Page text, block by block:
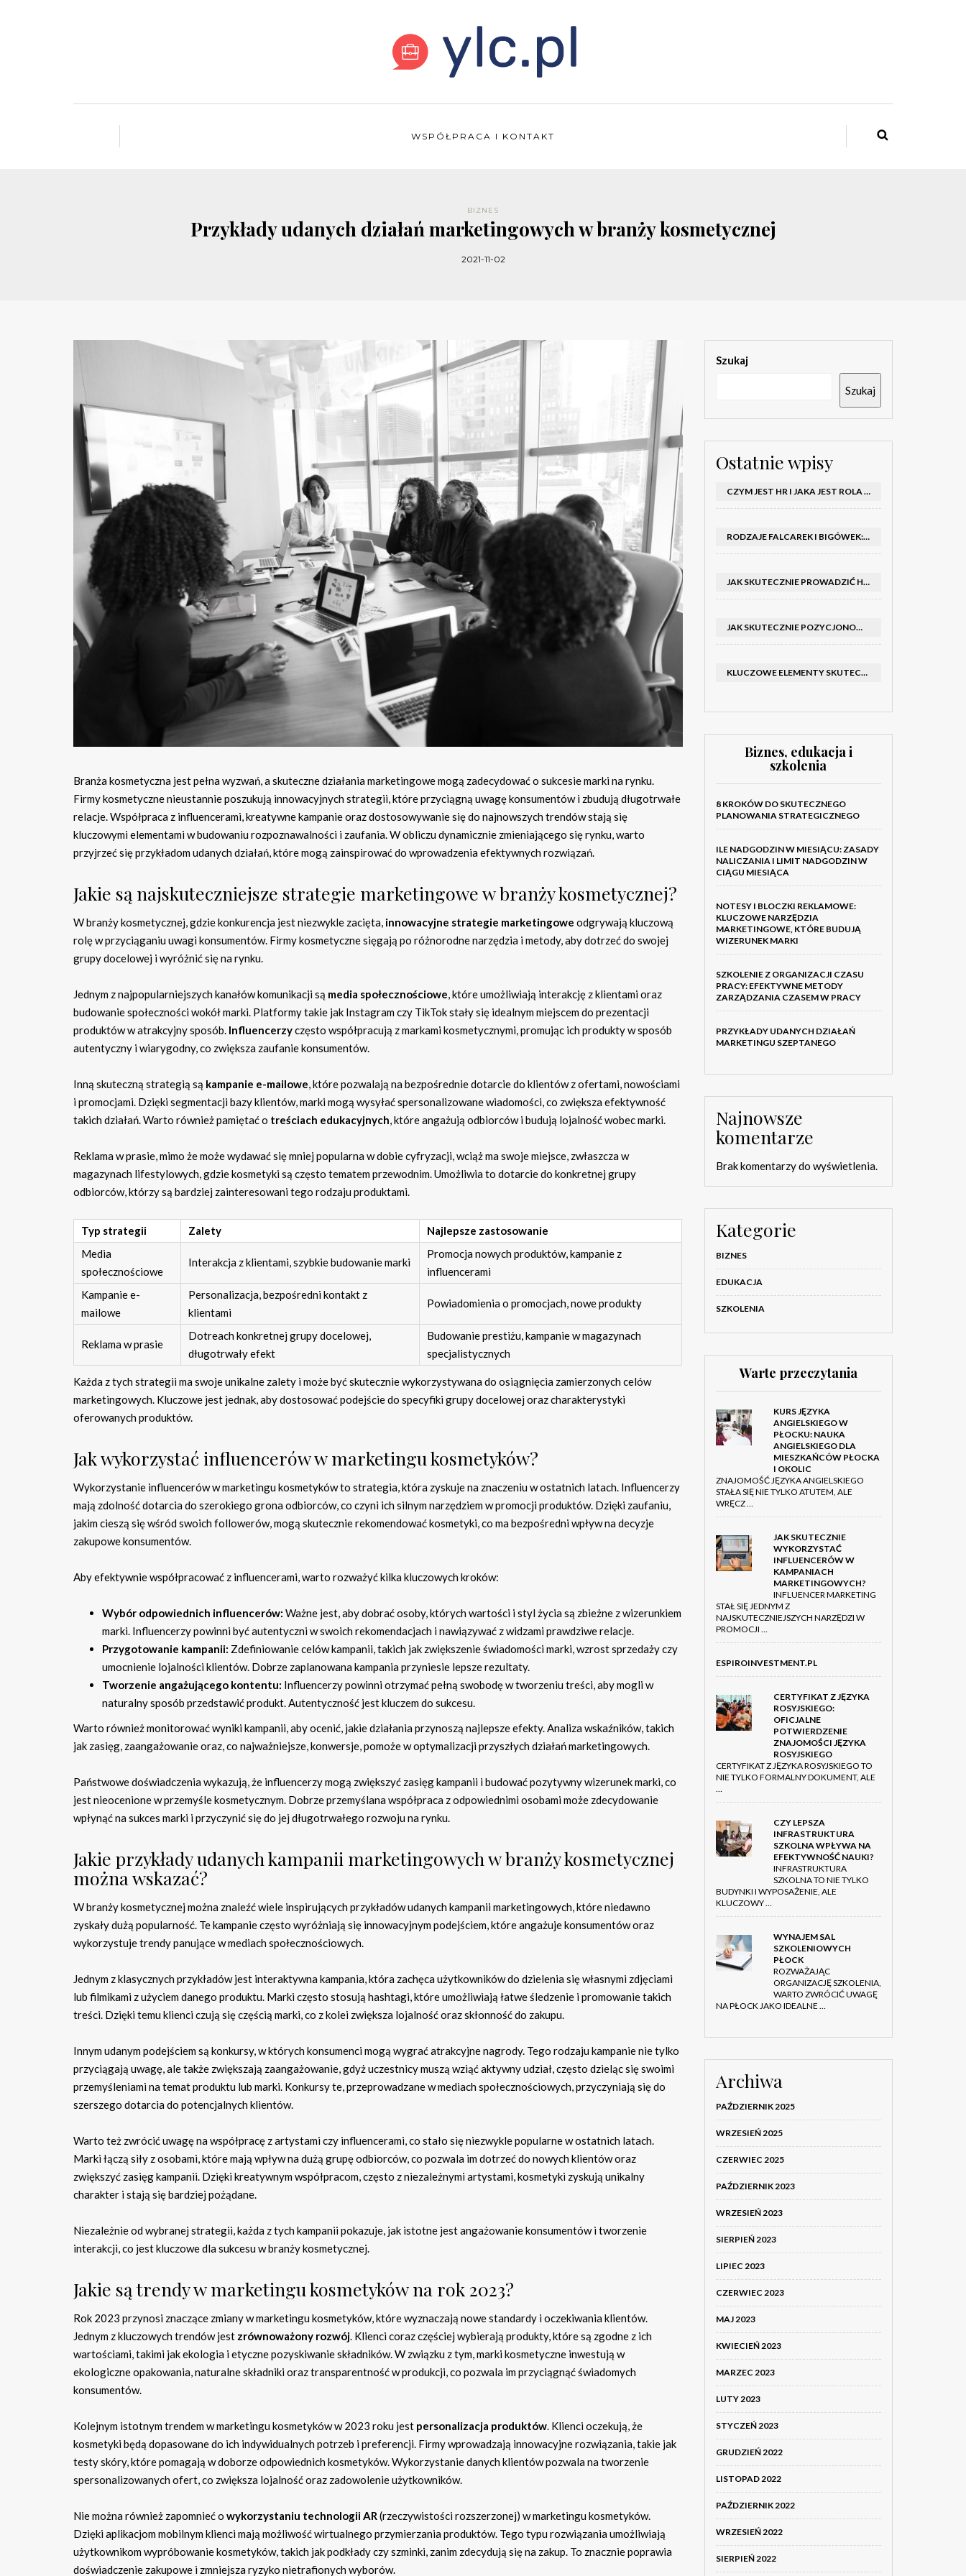
WSPÓŁPRACA I KONTAKT
BIZNES
Przykłady udanych działań marketingowych w branży kosmetycznej
2021-11-02
Branża kosmetyczna jest pełna wyzwań, a skuteczne działania marketingowe mogą zadecydować o sukcesie marki na rynku.
Firmy kosmetyczne nieustannie poszukują innowacyjnych strategii, które przyciągną uwagę konsumentów i zbudują długotrwałe
relacje. Współpraca z influencerami, kreatywne kampanie oraz dostosowywanie się do najnowszych trendów stają się
kluczowymi elementami w budowaniu rozpoznawalności i zaufania. W obliczu dynamicznie zmieniającego się rynku, warto
przyjrzeć się przykładom udanych działań, które mogą zainspirować do wprowadzenia efektywnych rozwiązań.
Jakie są najskuteczniejsze strategie marketingowe w branży kosmetycznej?
W branży kosmetycznej, gdzie konkurencja jest niezwykle zacięta, innowacyjne strategie marketingowe odgrywają kluczową
rolę w przyciąganiu uwagi konsumentów. Firmy kosmetyczne sięgają po różnorodne narzędzia i metody, aby dotrzeć do swojej
grupy docelowej i wyróżnić się na rynku.
Jednym z najpopularniejszych kanałów komunikacji są media społecznościowe, które umożliwiają interakcję z klientami oraz
budowanie społeczności wokół marki. Platformy takie jak Instagram czy TikTok stały się idealnym miejscem do prezentacji
produktów w atrakcyjny sposób. Influencerzyczęsto współpracują z markami kosmetycznymi, promując ich produkty w sposób
autentyczny i wiarygodny, co zwiększa zaufanie konsumentów.
Inną skuteczną strategią są kampanie e-mailowe, które pozwalają na bezpośrednie dotarcie do klientów z ofertami, nowościami
i promocjami. Dzięki segmentacji bazy klientów, marki mogą wysyłać spersonalizowane wiadomości, co zwiększa efektywność
takich działań. Warto również pamiętać o treściach edukacyjnych, które angażują odbiorców i budują lojalność wobec marki.
Reklama w prasie, mimo że może wydawać się mniej popularna w dobie cyfryzacji, wciąż ma swoje miejsce, zwłaszcza w
magazynach lifestylowych, gdzie kosmetyki są często tematem przewodnim. Umożliwia to dotarcie do konkretnej grupy
odbiorców, którzy są bardziej zainteresowani tego rodzaju produktami.
Typ strategii Zalety
Najlepsze zastosowanie
Media
społecznościowe
Interakcja z klientami, szybkie budowanie marki
Promocja nowych produktów, kampanie z
influencerami
Kampanie e-
mailowe
Personalizacja, bezpośredni kontakt z
klientami
Powiadomienia o promocjach, nowe produkty
Reklama w prasie
Dotreach konkretnej grupy docelowej,
długotrwały efekt
Budowanie prestiżu, kampanie w magazynach
specjalistycznych
Każda z tych strategii ma swoje unikalne zalety i może być skutecznie wykorzystywana do osiągnięcia zamierzonych celów
marketingowych. Kluczowe jest jednak, aby dostosować podejście do specyfiki grupy docelowej oraz charakterystyki
oferowanych produktów.
Jak wykorzystać influencerów w marketingu kosmetyków?
Wykorzystanie influencerów w marketingu kosmetyków to strategia, która zyskuje na znaczeniu w ostatnich latach. Influencerzy
mają zdolność dotarcia do szerokiego grona odbiorców, co czyni ich silnym narzędziem w promocji produktów. Dzięki zaufaniu,
jakim cieszą się wśród swoich followerów, mogą skutecznie rekomendować kosmetyki, co ma bezpośredni wpływ na decyzje
zakupowe konsumentów.
Aby efektywnie współpracować z influencerami, warto rozważyć kilka kluczowych kroków:
Wybór odpowiednich influencerów: Ważne jest, aby dobrać osoby, których wartości i styl życia są zbieżne z wizerunkiem
marki. Influencerzy powinni być autentyczni w swoich rekomendacjach i nawiązywać z widzami prawdziwe relacje.
Przygotowanie kampanii: Zdefiniowanie celów kampanii, takich jak zwiększenie świadomości marki, wzrost sprzedaży czy
umocnienie lojalności klientów. Dobrze zaplanowana kampania przyniesie lepsze rezultaty.
Tworzenie angażującego kontentu: Influencerzy powinni otrzymać pełną swobodę w tworzeniu treści, aby mogli w
naturalny sposób przedstawić produkt. Autentyczność jest kluczem do sukcesu.
Warto również monitorować wyniki kampanii, aby ocenić, jakie działania przynoszą najlepsze efekty. Analiza wskaźników, takich
jak zasięg, zaangażowanie oraz, co najważniejsze, konwersje, pomoże w optymalizacji przyszłych działań marketingowych.
Państwowe doświadczenia wykazują, że influencerzy mogą zwiększyć zasięg kampanii i budować pozytywny wizerunek marki, co
jest nieocenione w przemyśle kosmetycznym. Dobrze przemyślana współpraca z odpowiednimi osobami może zdecydowanie
wpłynąć na sukces marki i przyczynić się do jej długotrwałego rozwoju na rynku.
Jakie przykłady udanych kampanii marketingowych w branży kosmetycznej
można wskazać?
W branży kosmetycznej można znaleźć wiele inspirujących przykładów udanych kampanii marketingowych, które niedawno
zyskały dużą popularność. Te kampanie często wyróżniają się innowacyjnym podejściem, które angażuje konsumentów oraz
wykorzystuje trendy panujące w mediach społecznościowych.
Jednym z klasycznych przykładów jest interaktywna kampania, która zachęca użytkowników do dzielenia się własnymi zdjęciami
lub filmikami z użyciem danego produktu. Marki często stosują hashtagi, które umożliwiają łatwe śledzenie i promowanie takich
treści. Dzięki temu klienci czują się częścią marki, co z kolei zwiększa lojalność oraz skłonność do zakupu.
Innym udanym podejściem są konkursy, w których konsumenci mogą wygrać atrakcyjne nagrody. Tego rodzaju kampanie nie tylko
przyciągają uwagę, ale także zwiększają zaangażowanie, gdyż uczestnicy muszą wziąć aktywny udział, często dzieląc się swoimi
przemyśleniami na temat produktu lub marki. Konkursy te, przeprowadzane w mediach społecznościowych, przyczyniają się do
szerszego dotarcia do potencjalnych klientów.
Warto też zwrócić uwagę na współpracę z artystami czy influencerami, co stało się niezwykle popularne w ostatnich latach.
Marki łączą siły z osobami, które mają wpływ na dużą grupę odbiorców, co pozwala im dotrzeć do nowych klientów oraz
zwiększyć zasięg kampanii. Dzięki kreatywnym współpracom, często z niezależnymi artystami, kosmetyki zyskują unikalny
charakter i stają się bardziej pożądane.
Niezależnie od wybranej strategii, każda z tych kampanii pokazuje, jak istotne jest angażowanie konsumentów i tworzenie
interakcji, co jest kluczowe dla sukcesu w branży kosmetycznej.
Jakie są trendy w marketingu kosmetyków na rok 2023?
Rok 2023 przynosi znaczące zmiany w marketingu kosmetyków, które wyznaczają nowe standardy i oczekiwania klientów.
Jednym z kluczowych trendów jest zrównoważony rozwój. Klienci coraz częściej wybierają produkty, które są zgodne z ich
wartościami, takimi jak ekologia i etyczne pozyskiwanie składników. W związku z tym, marki kosmetyczne inwestują w
ekologiczne opakowania, naturalne składniki oraz transparentność w produkcji, co pozwala im przyciągnąć świadomych
konsumentów.
Kolejnym istotnym trendem w marketingu kosmetyków w 2023 roku jest personalizacja produktów. Klienci oczekują, że
kosmetyki będą dopasowane do ich indywidualnych potrzeb i preferencji. Firmy wprowadzają innowacyjne rozwiązania, takie jak
testy skóry, które pomagają w doborze odpowiednich kosmetyków. Wykorzystanie danych klientów pozwala na tworzenie
spersonalizowanych ofert, co zwiększa lojalność oraz zadowolenie użytkowników.
Nie można również zapomnieć o wykorzystaniu technologii AR(rzeczywistości rozszerzonej) w marketingu kosmetyków.
Dzięki aplikacjom mobilnym klienci mają możliwość wirtualnego przymierzania produktów. Tego typu rozwiązania umożliwiają
użytkownikom wypróbowanie kosmetyków, takich jak podkłady czy szminki, zanim zdecydują się na zakup. To znacznie poprawia
doświadczenie zakupowe i zmniejsza ryzyko nietrafionych wyborów.
Szukaj
Szukaj
Ostatnie wpisy
CZYM JEST HR I JAKA JEST ROLA DZIAŁU HR W FIRMIE
RODZAJE FALCAREK I BIGÓWEK: JAKIE WYBRAĆ DO PRODUKCJI?
JAK SKUTECZNIE PROWADZIĆ HOSTESSY NA TARGACH: PORADNIK I SZKOLENIA
JAK SKUTECZNIE POZYCJONOWAĆ SKLEP SHOPER: KLUCZOWE KROKI I STRATEGIE
KLUCZOWE ELEMENTY SKUTECZNEGO KATALOGU FIRMOWEGO I BROSZURY
Biznes, edukacja i
szkolenia
8 KROKÓW DO SKUTECZNEGO
PLANOWANIA STRATEGICZNEGO
ILE NADGODZIN W MIESIĄCU: ZASADY
NALICZANIA I LIMIT NADGODZIN W
CIĄGU MIESIĄCA
NOTESY I BLOCZKI REKLAMOWE:
KLUCZOWE NARZĘDZIA
MARKETINGOWE, KTÓRE BUDUJĄ
WIZERUNEK MARKI
SZKOLENIE Z ORGANIZACJI CZASU
PRACY: EFEKTYWNE METODY
ZARZĄDZANIA CZASEM W PRACY
PRZYKŁADY UDANYCH DZIAŁAŃ
MARKETINGU SZEPTANEGO
Najnowsze
komentarze
Brak komentarzy do wyświetlenia.
Kategorie
BIZNES
EDUKACJA
SZKOLENIA
Warte przeczytania
KURS JĘZYKA
ANGIELSKIEGO W
PŁOCKU: NAUKA
ANGIELSKIEGO DLA
MIESZKAŃCÓW PŁOCKA
I OKOLIC
ZNAJOMOŚĆ JĘZYKA ANGIELSKIEGO
STAŁA SIĘ NIE TYLKO ATUTEM, ALE
WRĘCZ …
JAK SKUTECZNIE
WYKORZYSTAĆ
INFLUENCERÓW W
KAMPANIACH
MARKETINGOWYCH?
INFLUENCER MARKETING
STAŁ SIĘ JEDNYM Z
NAJSKUTECZNIEJSZYCH NARZĘDZI W
PROMOCJI …
ESPIROINVESTMENT.PL
CERTYFIKAT Z JĘZYKA
ROSYJSKIEGO:
OFICJALNE
POTWIERDZENIE
ZNAJOMOŚCI JĘZYKA
ROSYJSKIEGO
CERTYFIKAT Z JĘZYKA ROSYJSKIEGO TO
NIE TYLKO FORMALNY DOKUMENT, ALE
…
CZY LEPSZA
INFRASTRUKTURA
SZKOLNA WPŁYWA NA
EFEKTYWNOŚĆ NAUKI?
INFRASTRUKTURA
SZKOLNA TO NIE TYLKO
BUDYNKI I WYPOSAŻENIE, ALE
KLUCZOWY …
WYNAJEM SAL
SZKOLENIOWYCH
PŁOCK
ROZWAŻAJĄC
ORGANIZACJĘ SZKOLENIA,
WARTO ZWRÓCIĆ UWAGĘ
NA PŁOCK JAKO IDEALNE …
Archiwa
PAŹDZIERNIK 2025
WRZESIEŃ 2025
CZERWIEC 2025
PAŹDZIERNIK 2023
WRZESIEŃ 2023
SIERPIEŃ 2023
LIPIEC 2023
CZERWIEC 2023
MAJ 2023
KWIECIEŃ 2023
MARZEC 2023
LUTY 2023
STYCZEŃ 2023
GRUDZIEŃ 2022
LISTOPAD 2022
PAŹDZIERNIK 2022
WRZESIEŃ 2022
SIERPIEŃ 2022